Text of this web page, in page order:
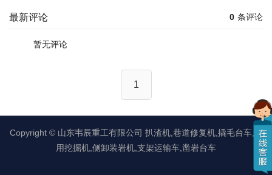
0 条评论
最新评论
暂无评论
1
Copyright © 山东韦辰重工有限公司 扒渣机,巷道修复机,撬毛台车,矿
用挖掘机,侧卸装岩机,支架运输车,凿岩台车